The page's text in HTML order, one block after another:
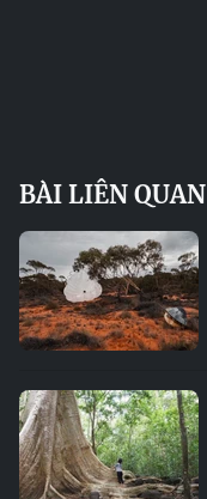
BÀI LIÊN QUAN